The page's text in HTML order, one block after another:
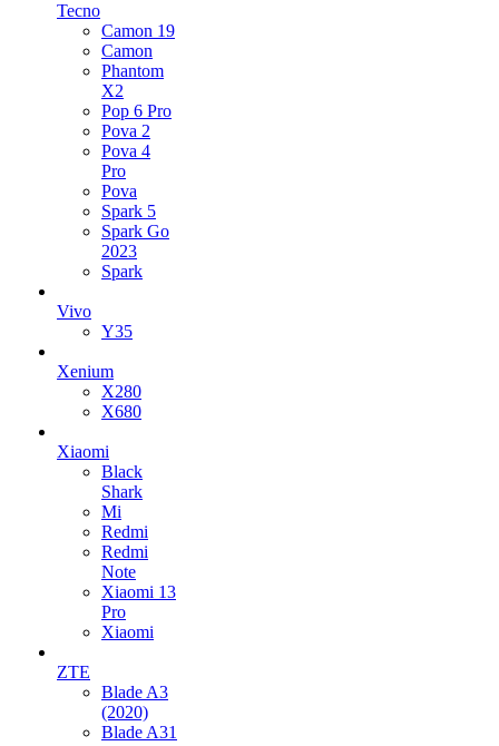
Tecno
Camon 19
Camon
Phantom
X2
Pop 6 Pro
Pova 2
Pova 4
Pro
Pova
Spark 5
Spark Go
2023
Spark
Vivo
Y35
Xenium
X280
X680
Xiaomi
Black
Shark
Mi
Redmi
Redmi
Note
Xiaomi 13
Pro
Xiaomi
ZTE
Blade A3
(2020)
Blade A31